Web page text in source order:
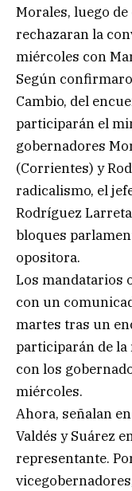
Morales, luego
rechazaran la
miércoles con
Según
Cambio, del
participarán el
gobernadores
(Corrientes) y
radicalismo, el
Rodríguez
bloques
opositora.
Los mandatarios
con un
martes tras un
participarán de
con los
miércoles.
Ahora, señalan
Valdés y Suárez
representante.